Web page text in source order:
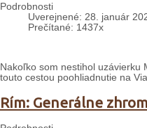
Podrobnosti
Uverejnené: 28. január
Prečítané: 1437x
Nakoľko som nestihol uzávierku
touto cestou poohliadnutie na
Rím: Generálne